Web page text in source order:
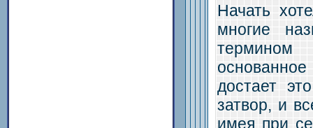
Начать
многие
термином
достает
затвор, и
имея при